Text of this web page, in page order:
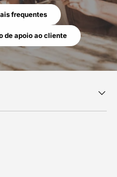
frequentes
de apoio ao cliente